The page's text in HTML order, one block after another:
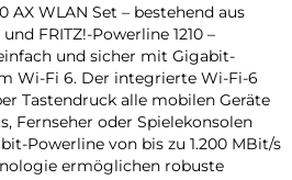
AX WLAN Set – bestehend aus
FRITZ!-Powerline 1210 –
und sicher mit Gigabit-
Wi-Fi 6. Der integrierte Wi-Fi-6
Tastendruck alle mobilen Geräte
Fernseher oder Spielekonsolen
Powerline von bis zu 1.200 MBit/s
ermöglichen robuste